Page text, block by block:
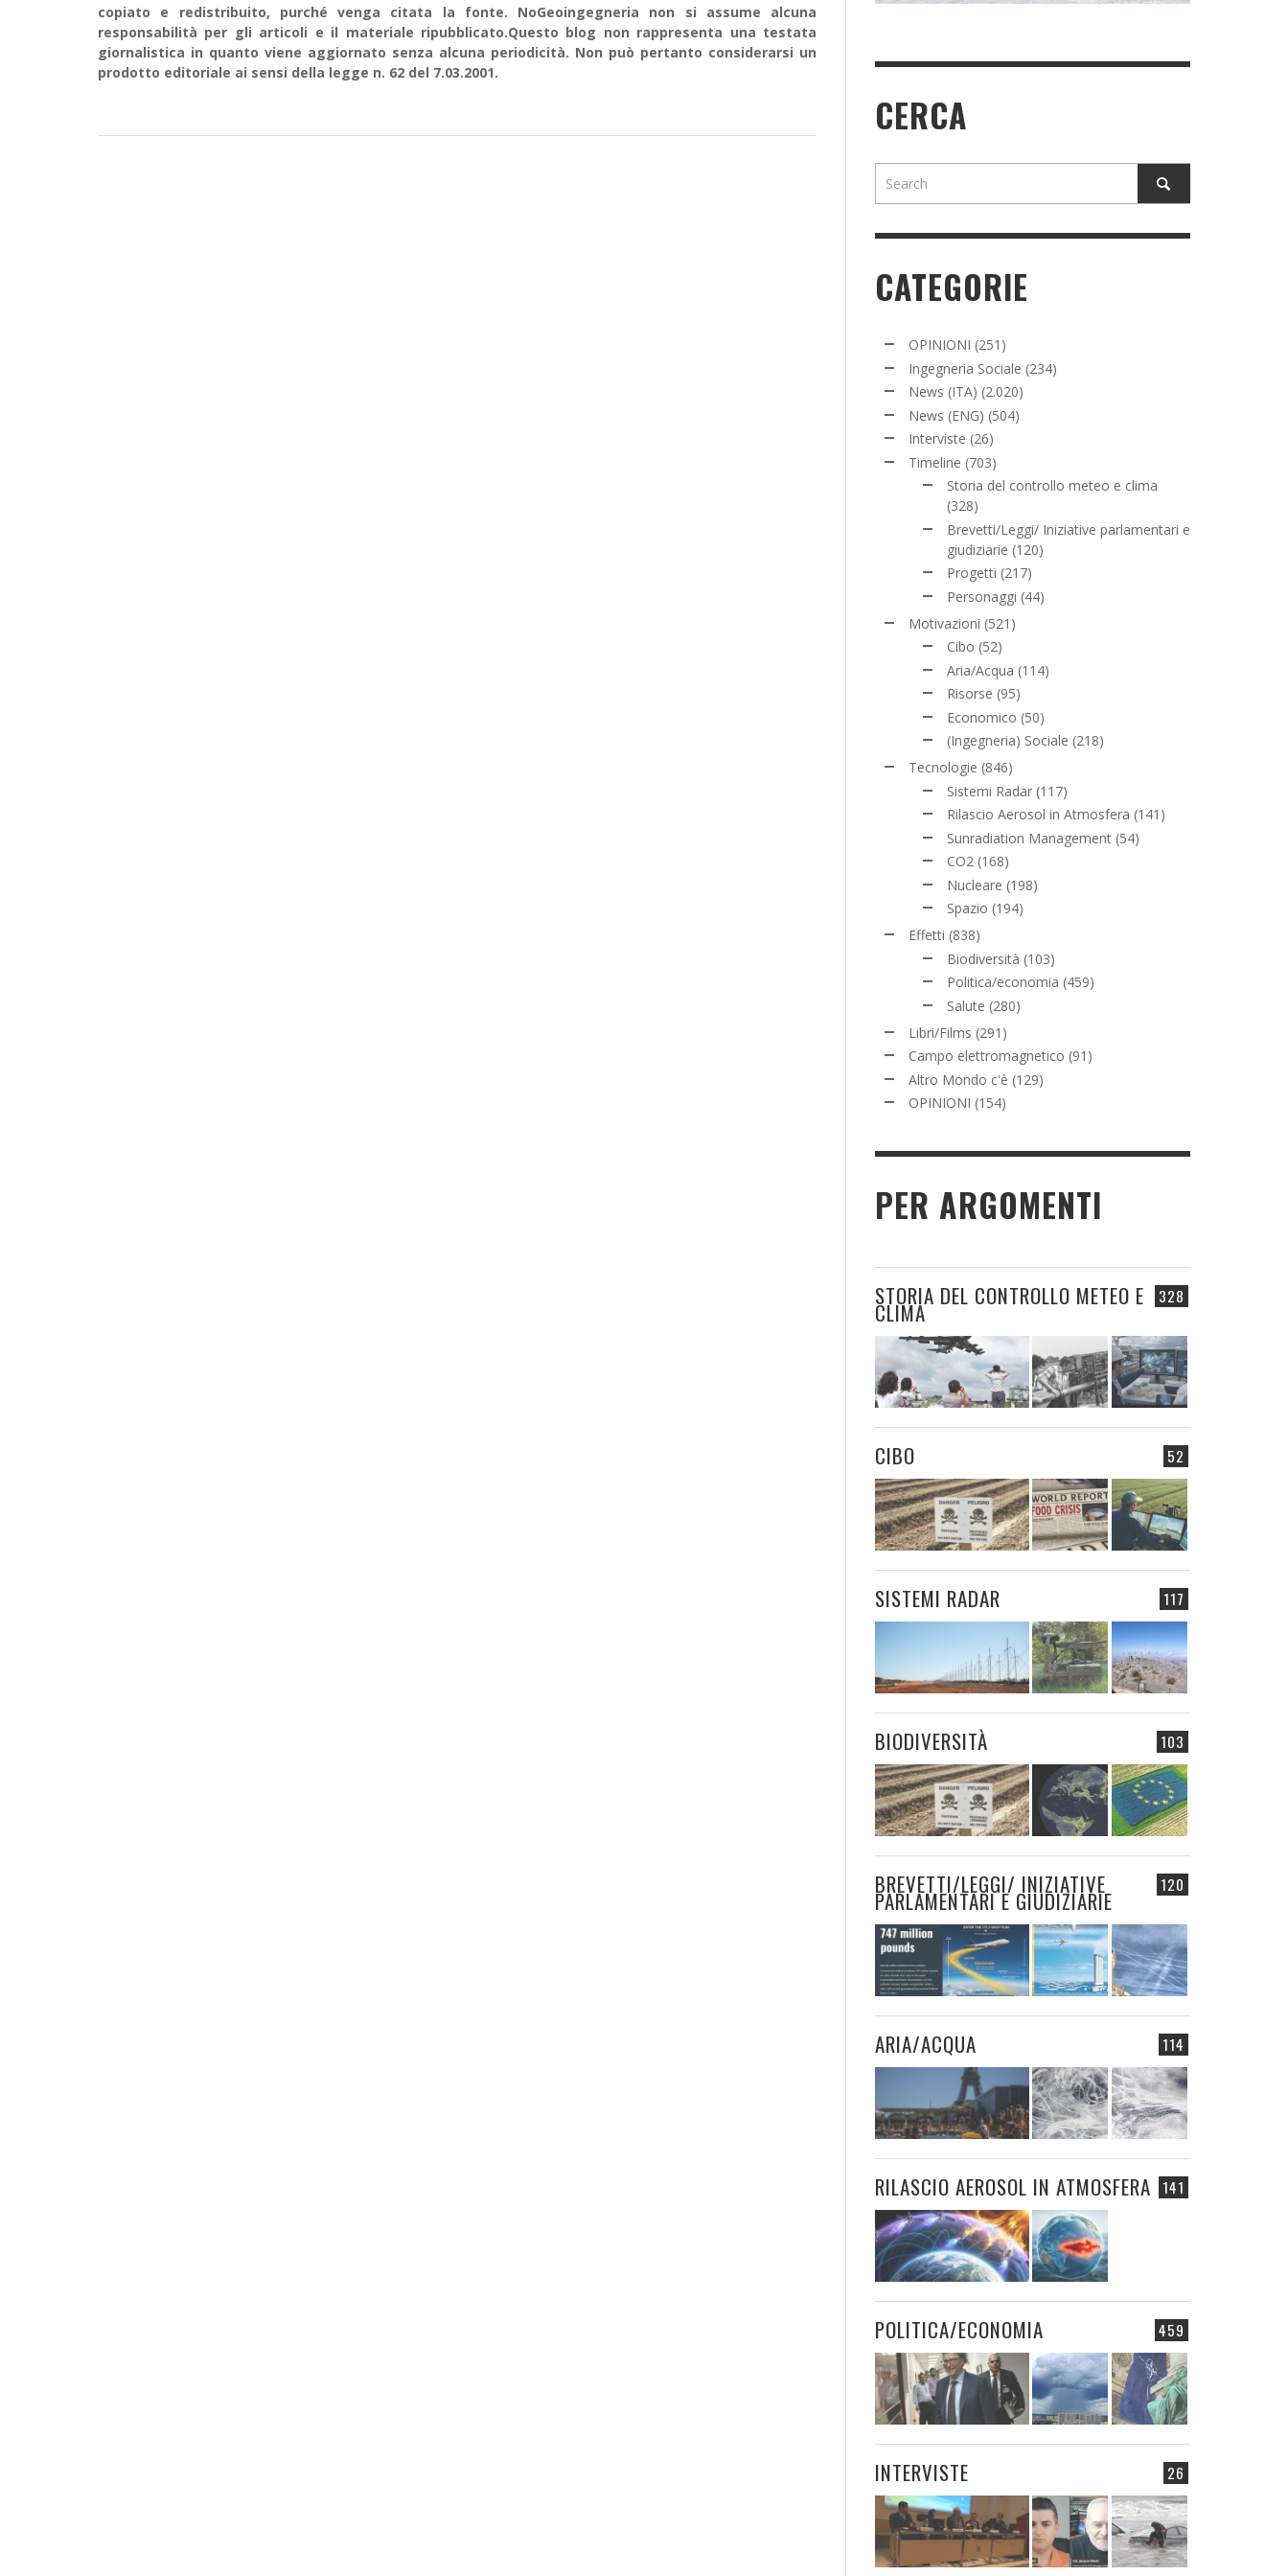
copiato e redistribuito, purché venga citata la fonte. NoGeoingegneria non si assume alcuna
responsabilità per gli articoli e il materiale ripubblicato.Questo blog non rappresenta una testata
giornalistica in quanto viene aggiornato senza alcuna periodicità. Non può pertanto considerarsi un
prodotto editoriale ai sensi della legge n. 62 del 7.03.2001.
CERCA
CATEGORIE
OPINIONI (251)
Ingegneria Sociale (234)
News (ITA) (2.020)
News (ENG) (504)
Interviste (26)
Timeline (703)
Storia del controllo meteo e clima
(328)
Brevetti/Leggi/ Iniziative parlamentari e
giudiziarie (120)
Progetti (217)
Personaggi (44)
Motivazioni (521)
Cibo (52)
Aria/Acqua (114)
Risorse (95)
Economico (50)
(Ingegneria) Sociale (218)
Tecnologie (846)
Sistemi Radar (117)
Rilascio Aerosol in Atmosfera (141)
Sunradiation Management (54)
CO2 (168)
Nucleare (198)
Spazio (194)
Effetti (838)
Biodiversità (103)
Politica/economia (459)
Salute (280)
Libri/Films (291)
Campo elettromagnetico (91)
Altro Mondo c'è (129)
OPINIONI (154)
PER ARGOMENTI
328
STORIA DEL CONTROLLO METEO E
CLIMA
52
CIBO
117
SISTEMI RADAR
103
BIODIVERSITÀ
120
BREVETTI/LEGGI/ INIZIATIVE
PARLAMENTARI E GIUDIZIARIE
114
ARIA/ACQUA
141
RILASCIO AEROSOL IN ATMOSFERA
459
POLITICA/ECONOMIA
26
INTERVISTE